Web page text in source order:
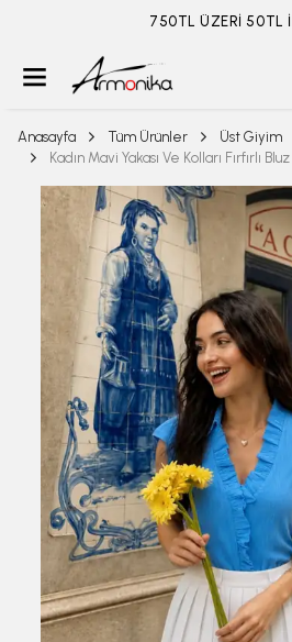
750TL ÜZERİ 50TL İNDİRİM
Anasayfa Tüm Ürünler Üst Giyim
Kadın Mavi Yakası Ve Kolları Fırfırlı